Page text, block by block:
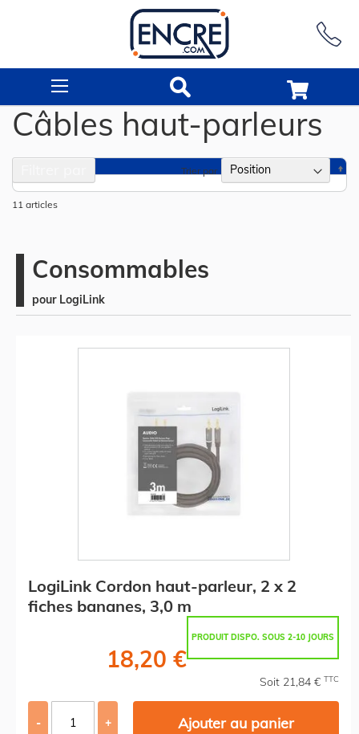
Câbles haut-parleurs
11 articles
Trier par
Consommables
pour LogiLink
LogiLink Cordon haut-parleur, 2 x 2
fiches bananes, 3,0 m
PRODUIT DISPO. SOUS 2-10 JOURS
18,20 €
Soit 21,84 € TTC
- + Ajouter au panier